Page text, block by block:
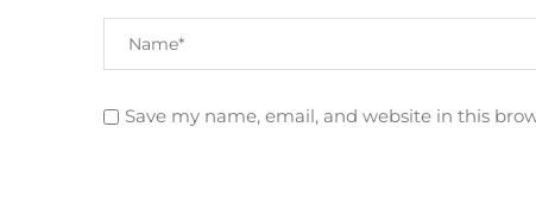
Save my name, email, and website in this